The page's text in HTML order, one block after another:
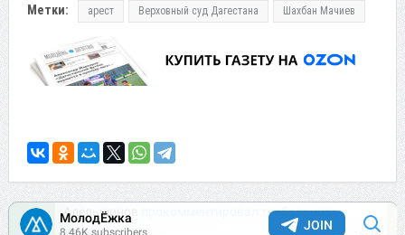
Метки: арест Верховный суд Дагестана Шахбан Мачиев